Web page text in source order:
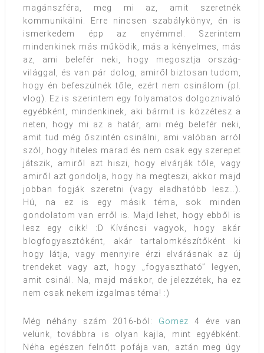
magánszféra, meg mi az, amit szeretnék
kommunikálni. Erre nincsen szabálykönyv, én is
ismerkedem épp az enyémmel. Szerintem
mindenkinek más működik, más a kényelmes, más
az, ami belefér neki, hogy megosztja ország-
világgal, és van pár dolog, amiről biztosan tudom,
hogy én befeszülnék tőle, ezért nem csinálom (pl.
vlog). Ez is szerintem egy folyamatos dolgoznivaló
egyébként, mindenkinek, aki bármit is közzétesz a
neten, hogy mi az a határ, ami még belefér neki,
amit tud még őszintén csinálni, ami valóban arról
szól, hogy hiteles marad és nem csak egy szerepet
játszik, amiről azt hiszi, hogy elvárják tőle, vagy
amiről azt gondolja, hogy ha megteszi, akkor majd
jobban fogják szeretni (vagy eladhatóbb lesz…).
Hú, na ez is egy másik téma, sok minden
gondolatom van erről is. Majd lehet, hogy ebből is
lesz egy cikk! :D Kíváncsi vagyok, hogy akár
blogfogyasztóként, akár tartalomkészítőként ki
hogy látja, vagy mennyire érzi elvárásnak az új
trendeket vagy azt, hogy „fogyasztható” legyen,
amit csinál. Na, majd máskor, de jelezzétek, ha ez
nem csak nekem izgalmas téma! :)
Még néhány szám 2016-ból: Gomez 4 éve van
velünk, továbbra is olyan kajla, mint egyébként.
Néha egészen felnőtt pofája van, aztán meg úgy